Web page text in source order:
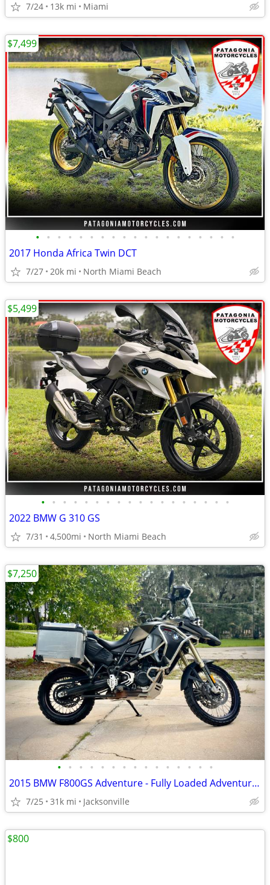
7/24 13k mi Miami
• • • • • • • • • • • • • • • • • • •
2017 Honda Africa Twin DCT
7/27 20k mi North Miami Beach
$7,499
• • • • • • • • • • • • • • • • • •
2022 BMW G 310 GS
7/31 4,500mi North Miami Beach
$5,499
• • • • • • • • • • • • • • •
2015 BMW F800GS Adventure - Fully Loaded Adventure Machine
7/25 31k mi Jacksonville
$7,250
$800